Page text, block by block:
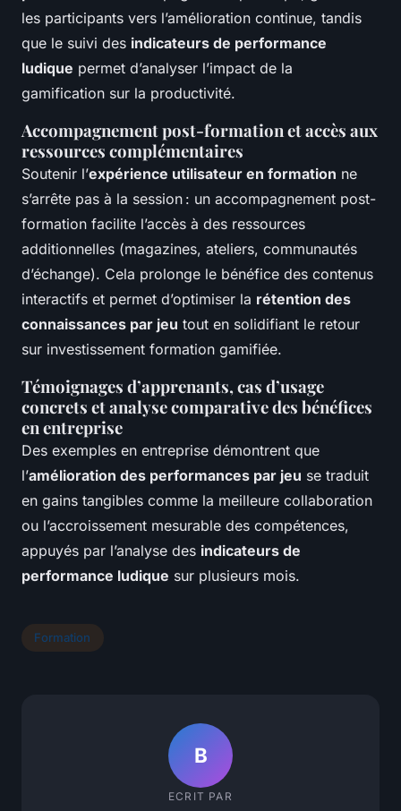
les participants vers l’amélioration continue, tandis
que le suivi des indicateurs de performance
ludique permet d’analyser l’impact de la
gamification sur la productivité.
Accompagnement post-formation et accès aux
ressources complémentaires
Soutenir l’expérience utilisateur en formation ne
s’arrête pas à la session : un accompagnement post-
formation facilite l’accès à des ressources
additionnelles (magazines, ateliers, communautés
d’échange). Cela prolonge le bénéfice des contenus
interactifs et permet d’optimiser la rétention des
connaissances par jeu tout en solidifiant le retour
sur investissement formation gamifiée.
Témoignages d’apprenants, cas d’usage
concrets et analyse comparative des bénéfices
en entreprise
Des exemples en entreprise démontrent que
l’amélioration des performances par jeu se traduit
en gains tangibles comme la meilleure collaboration
ou l’accroissement mesurable des compétences,
appuyés par l’analyse des indicateurs de
performance ludique sur plusieurs mois.
Formation
B
ECRIT PAR